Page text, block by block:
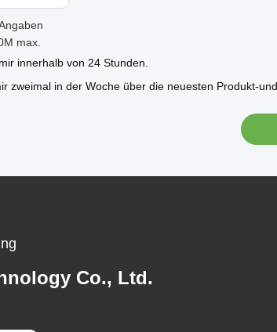
max.
innerhalb von 24 Stunden.
zweimal in der Woche über die neuesten Produkt-
Co., Ltd.